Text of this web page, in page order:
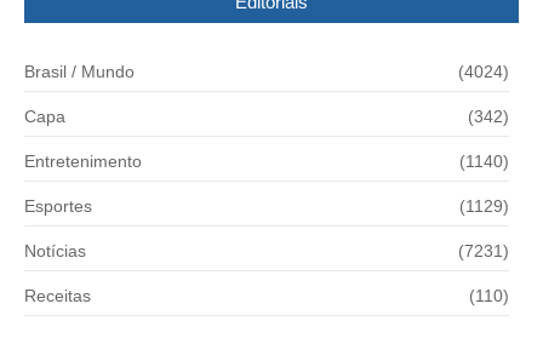
Brasil / Mundo (4024)
Capa (342)
Entretenimento (1140)
Esportes (1129)
Notícias (7231)
Receitas (110)